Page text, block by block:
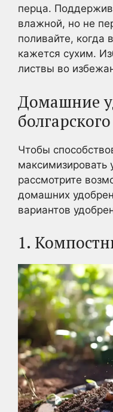
перца.
влажной, но не
поливайте,
кажется сухим.
листвы во
Домашние
Чтобы
максимизировать
рассмотрите
домашних
вариантов
1.